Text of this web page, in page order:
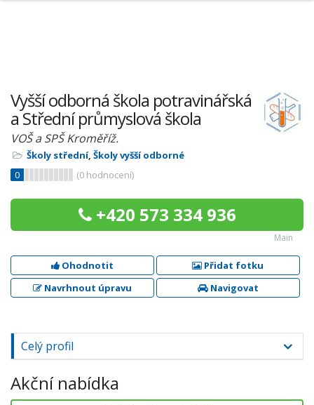
Vyšší odborná škola potravinářská
a Střední průmyslová škola
VOŠ a SPŠ Kroměříž.
Školy střední, Školy vyšší odborné
0
(0 hodnocení)
+420 573 334 936
Main
Ohodnotit
Přidat fotku
Navrhnout úpravu
Navigovat
Celý profil
Akční nabídka